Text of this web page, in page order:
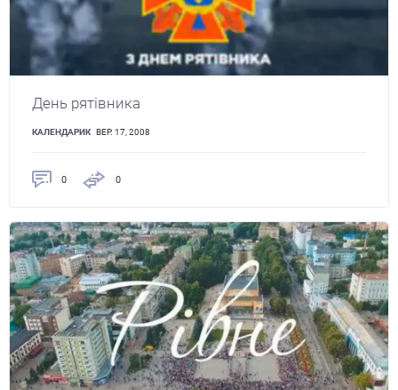
День рятівника
КАЛЕНДАРИК ВЕР. 17, 2008
0 0